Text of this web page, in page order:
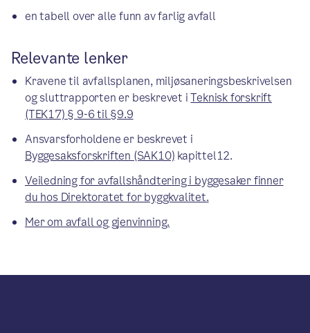
en tabell over alle funn av farlig avfall
Relevante lenker
Kravene til avfallsplanen, miljøsaneringsbeskrivelsen
og sluttrapporten er beskrevet iTeknisk forskrift
(TEK17) § 9-6 til §9.9
Ansvarsforholdene er beskrevet i
Byggesaksforskriften (SAK10) kapittel12.
Veiledning for avfallshåndtering i byggesaker finner
du hos Direktoratet for byggkvalitet.
Mer om avfall og gjenvinning.